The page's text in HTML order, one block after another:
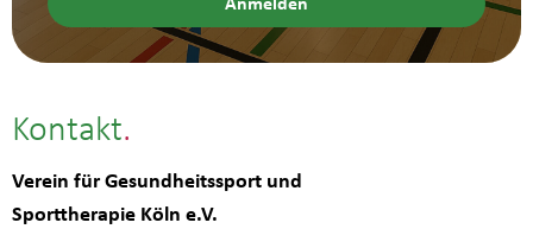
Kontakt
Verein für Gesundheitssport und
Sporttherapie Köln e.V.